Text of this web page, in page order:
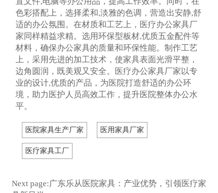
色彩搭配上，选择柔和,淡雅的色调，营造出安静,舒
适的办公氛围。在材质和工艺上，医疗办公家具厂
家同样精益求精。选用环保型板材,优质五金配件等
材料，确保办公家具的质量和环保性能。制作工艺
上，采用先进的加工技术，使家具表面光滑平整，
边角圆润，既美观又安全。医疗办公家具厂家以专
业的设计,优质的产品，为医院打造舒适的办公环
境，助力医护人员高效工作，提升医院整体办公水
平。
医院家具生产厂家 医用家具厂家
医疗家具工厂
Next page:广东乐从医院家具：产业优势，引领医疗家